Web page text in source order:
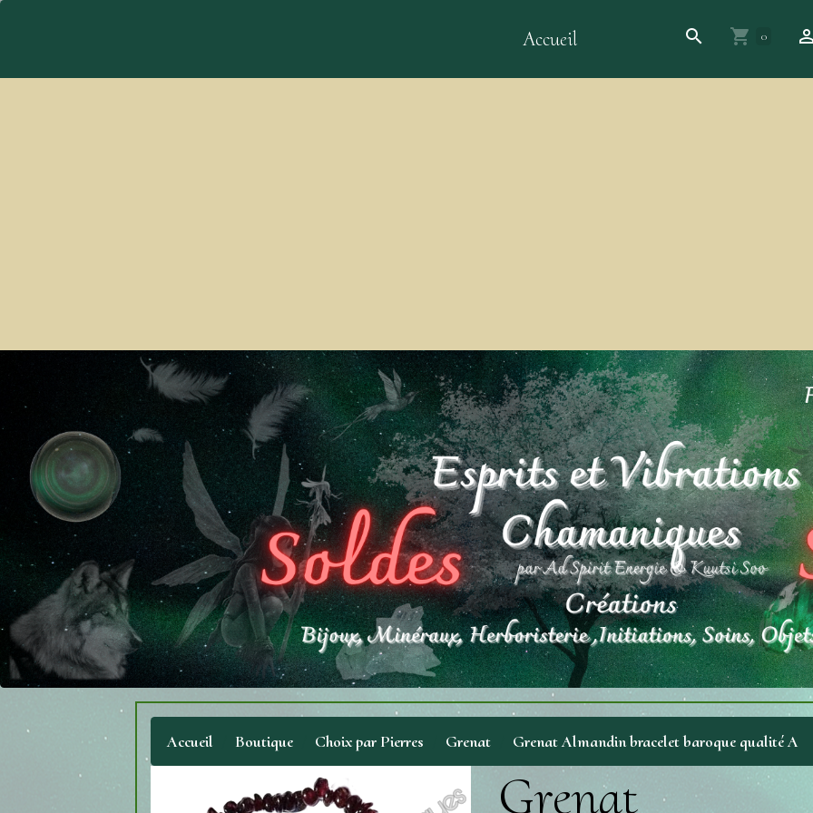
Accueil 0
Accueil Boutique Choix par Pierres Grenat Grenat Almandin bracelet baroque qualité A
Grenat